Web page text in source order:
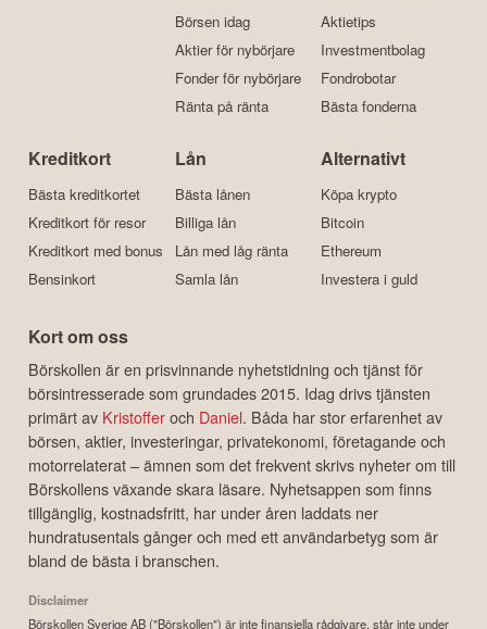
Börsen idag
Aktier för nybörjare
Fonder för nybörjare
Ränta på ränta
Aktietips
Investmentbolag
Fondrobotar
Bästa fonderna
Kreditkort
Bästa kreditkortet
Kreditkort för resor
Kreditkort med bonus
Bensinkort
Lån
Bästa lånen
Billiga lån
Lån med låg ränta
Samla lån
Alternativt
Köpa krypto
Bitcoin
Ethereum
Investera i guld
Kort om oss
Börskollen är en prisvinnande nyhetstidning och tjänst för
börsintresserade som grundades 2015. Idag drivs tjänsten
primärt av Kristofferoch Daniel. Båda har stor erfarenhet av
börsen, aktier, investeringar, privatekonomi, företagande och
motorrelaterat – ämnen som det frekvent skrivs nyheter om till
Börskollens växande skara läsare. Nyhetsappen som finns
tillgänglig, kostnadsfritt, har under åren laddats ner
hundratusentals gånger och med ett användarbetyg som är
bland de bästa i branschen.
Disclaimer
Börskollen Sverige AB ("Börskollen") är inte finansiella rådgivare, står inte under